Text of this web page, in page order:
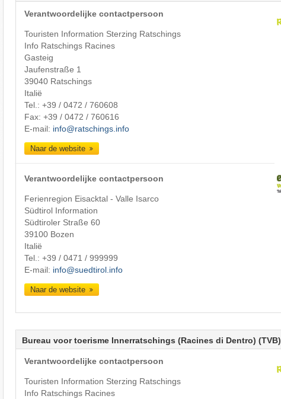
Verantwoordelijke contactpersoon
Touristen Information Sterzing Ratschings
Info Ratschings Racines
Gasteig
Jaufenstraße 1
39040 Ratschings
Italië
Tel.: +39 / 0472 / 760608
Fax: +39 / 0472 / 760616
E-mail: info@ratschings.info
Naar de website
Verantwoordelijke contactpersoon
Ferienregion Eisacktal - Valle Isarco
Südtirol Information
Südtiroler Straße 60
39100 Bozen
Italië
Tel.: +39 / 0471 / 999999
E-mail: info@suedtirol.info
Naar de website
Bureau voor toerisme Innerratschings (Racines di Dentro) (TVB)
Verantwoordelijke contactpersoon
Touristen Information Sterzing Ratschings
Info Ratschings Racines